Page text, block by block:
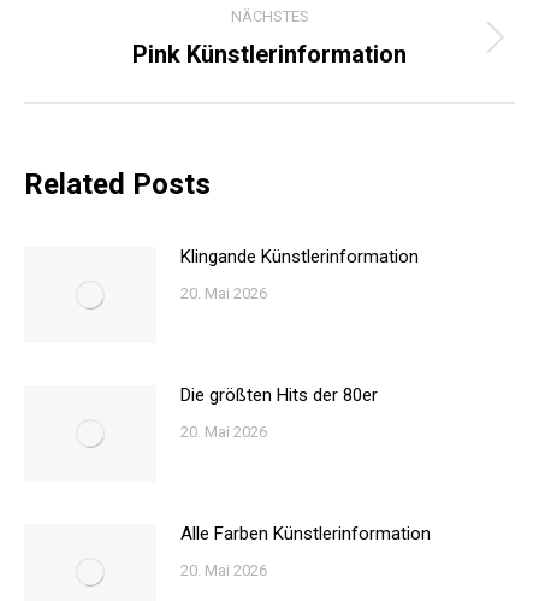
NÄCHSTES
Nächster
Pink Künstlerinformation
Related Posts
Klingande Künstlerinformation
20. Mai 2026
Die größten Hits der 80er
20. Mai 2026
Alle Farben Künstlerinformation
20. Mai 2026